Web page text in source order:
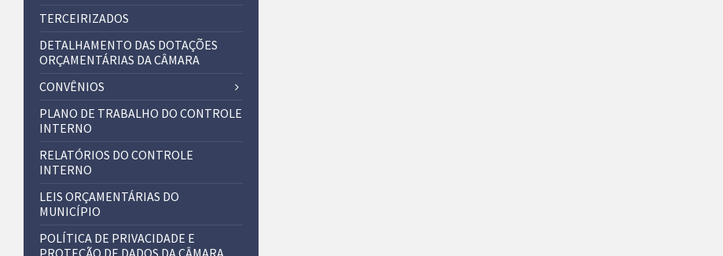
TERCEIRIZADOS
DETALHAMENTO DAS DOTAÇÕES
ORÇAMENTÁRIAS DA CÂMARA
CONVÊNIOS
PLANO DE TRABALHO DO CONTROLE
INTERNO
RELATÓRIOS DO CONTROLE
INTERNO
LEIS ORÇAMENTÁRIAS DO
MUNICÍPIO
POLÍTICA DE PRIVACIDADE E
PROTEÇÃO DE DADOS DA CÂMARA